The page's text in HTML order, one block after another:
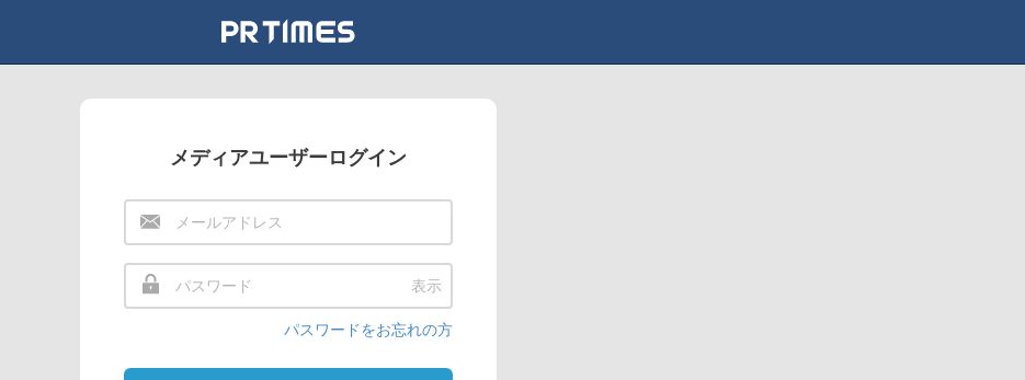
メディアユーザーログイン
表示
パスワードをお忘れの方